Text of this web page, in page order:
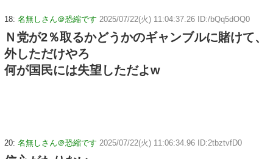
18: 名無しさん＠恐縮です 2025/07/22(火) 11:04:37.26 ID:/bQq5dOQ0
Ｎ党が2％取るかどうかのギャンブルに賭けて、
外しただけやろ
何が国民には失望しただよw
20: 名無しさん＠恐縮です 2025/07/22(火) 11:06:34.96 ID:2tbztvfD0